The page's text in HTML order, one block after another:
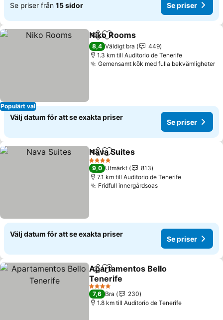
Se priser från 15 sidor Se priser
Populärt val
Dela Lägg till i Mina Favoriter
Niko Rooms
8,4 Väldigt bra
449
1.3 km till Auditorio de Tenerife
Gemensamt kök med fulla bekvämligheter
Välj datum för att se exakta priser
Se priser
Dela Lägg till i Mina Favoriter
Nava Suites
4 Stjärnor
9,0 Utmärkt
813
7.1 km till Auditorio de Tenerife
Fridfull innergårdsoas
Välj datum för att se exakta priser
Se priser
Dela Lägg till i Mina Favoriter
Apartamentos Bello
Tenerife
4 Stjärnor
7,6 Bra
230
1.8 km till Auditorio de Tenerife